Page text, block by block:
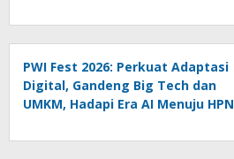
PWI Fest 2026: Perkuat Adaptasi
Digital, Gandeng Big Tech dan
UMKM, Hadapi Era AI Menuju HPN